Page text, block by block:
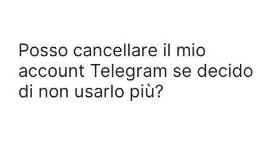
Posso cancellare il mio
account Telegram se decido
di non usarlo più?